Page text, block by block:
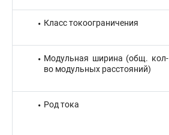
Класс токоограничения
Модульная ширина (общ. кол-
во модульных расстояний)
Род тока